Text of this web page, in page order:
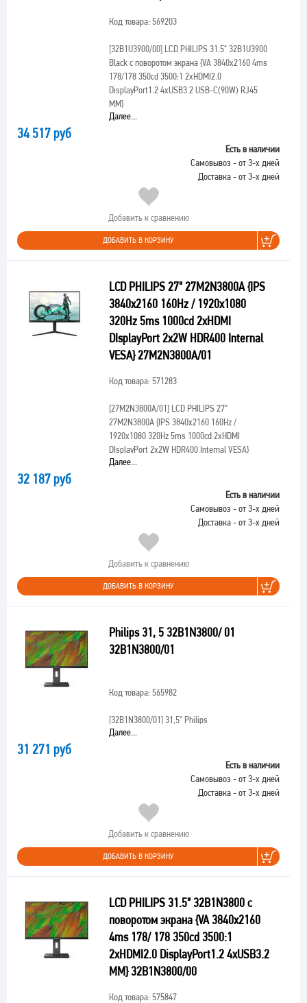
Код товара: 569203
[32B1U3900/00]LCD PHILIPS 31.5" 32B1U3900
Black с поворотом экрана {VA 3840x2160 4ms
178/178 350cd 3500:1 2xHDMI2.0
DisplayPort1.2 4xUSB3.2 USB-C(90W) RJ45
MM}
Далее...
34 517 руб
Есть в наличии
Самовывоз - от 3-х дней
Доставка - от 3-х дней
Добавить к сравнению
ДОБАВИТЬ В КОРЗИНУ
LCD PHILIPS 27" 27M2N3800A {IPS
3840x2160 160Hz / 1920x1080
320Hz 5ms 1000cd 2xHDMI
DIsplayPort 2x2W HDR400 Internal
VESA} 27M2N3800A/01
Код товара: 571283
[27M2N3800A/01]LCD PHILIPS 27"
27M2N3800A {IPS 3840x2160 160Hz /
1920x1080 320Hz 5ms 1000cd 2xHDMI
DIsplayPort 2x2W HDR400 Internal VESA}
Далее...
32 187 руб
Есть в наличии
Самовывоз - от 3-х дней
Доставка - от 3-х дней
Добавить к сравнению
ДОБАВИТЬ В КОРЗИНУ
Philips 31, 5 32B1N3800/ 01
32B1N3800/01
Код товара: 565982
[32B1N3800/01]31,5" Philips
Далее...
31 271 руб
Есть в наличии
Самовывоз - от 3-х дней
Доставка - от 3-х дней
Добавить к сравнению
ДОБАВИТЬ В КОРЗИНУ
LCD PHILIPS 31.5" 32B1N3800 с
поворотом экрана {VA 3840x2160
4ms 178/ 178 350cd 3500:1
2xHDMI2.0 DisplayPort1.2 4xUSB3.2
MM} 32B1N3800/00
Код товара: 575847